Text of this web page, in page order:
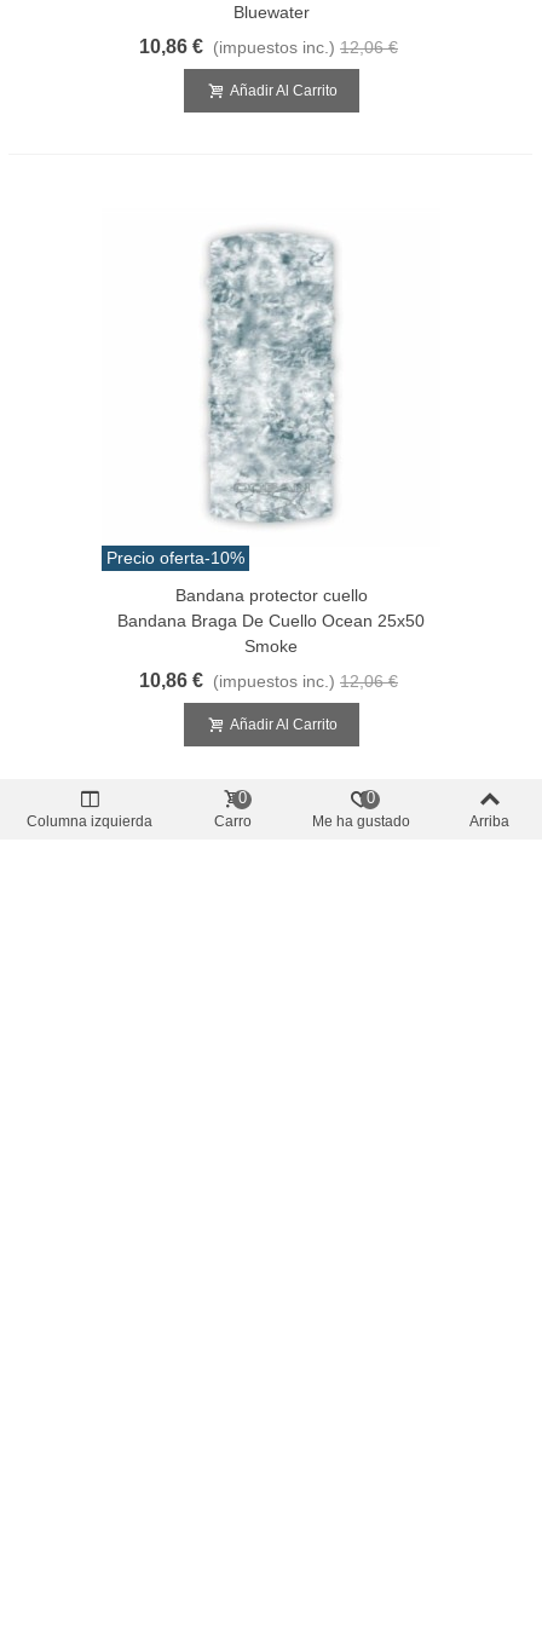
Bluewater
10,86 € (impuestos inc.) 12,06 €
Añadir Al Carrito
Precio oferta-10%
Bandana protector cuello
Bandana Braga De Cuello Ocean 25x50
Smoke
10,86 € (impuestos inc.) 12,06 €
Añadir Al Carrito
Columna izquierda Carro
0
Me ha gustado
0
Arriba